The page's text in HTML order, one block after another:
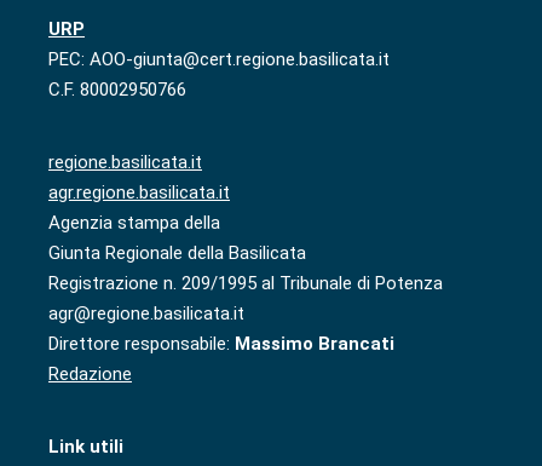
URP
PEC: AOO-giunta@cert.regione.basilicata.it
C.F. 80002950766
regione.basilicata.it
agr.regione.basilicata.it
Agenzia stampa della
Giunta Regionale della Basilicata
Registrazione n. 209/1995 al Tribunale di Potenza
agr@regione.basilicata.it
Direttore responsabile: Massimo Brancati
Redazione
Link utili